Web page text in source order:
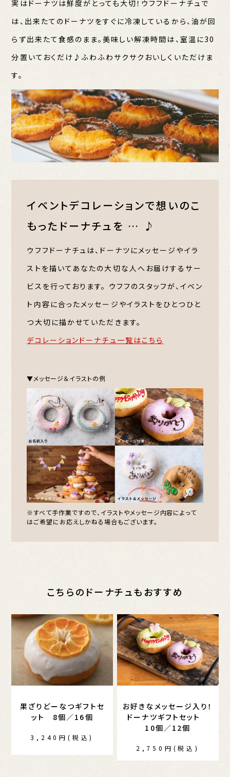
実はドーナツは鮮度がとっても大切！ウフフドーナチュで
は、出来たてのドーナツをすぐに冷凍しているから、油が回
らず出来たて食感のまま。美味しい解凍時間は、室温に30
分置いておくだけ♪ふわふわサクサクおいしくいただけま
す。
イベントデコレーションで想いのこ
もったドーナチュを … ♪
ウフフドーナチュは、ドーナツにメッセージやイラ
ストを描いてあなたの大切な人へお届けするサー
ビスを行っております。 ウフフのスタッフが、イベン
ト内容に合ったメッセージやイラストをひとつひと
つ大切に描かせていただきます。
デコレーションドーナチュ一覧はこちら
▼メッセージ＆イラストの例
※すべて手作業ですので、イラストやメッセージ内容によって
はご希望にお応えしかねる場合もございます。
こちらのドーナチュもおすすめ
果ざりどーなつギフトセ
ット 8個／16個
3,240円(税込)
お好きなメッセージ入り！
ドーナツギフトセット
10個／12個
2,750円(税込)